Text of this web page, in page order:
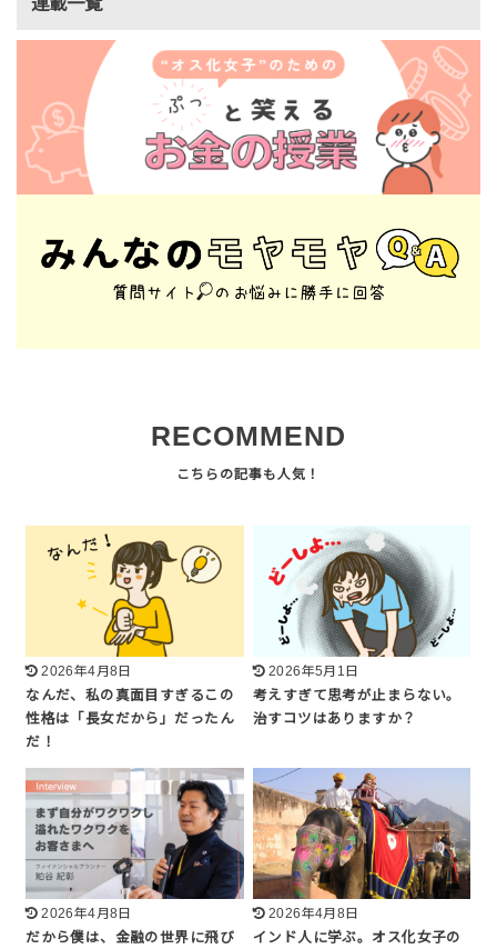
RECOMMEND
2026年4月8日
なんだ、私の真面目すぎるこの
性格は「長女だから」だったん
だ！
2026年5月1日
考えすぎて思考が止まらない。
治すコツはありますか？
2026年4月8日
だから僕は、金融の世界に飛び
2026年4月8日
インド人に学ぶ。オス化女子の